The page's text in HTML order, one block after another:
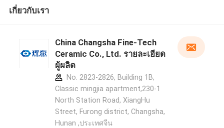
เกี่ยวกับเรา
China Changsha Fine-Tech
Ceramic Co., Ltd. รายละเอียด
ผู้ผลิต
No. 2823-2826, Building 1B,
Classic mingjia apartment,230-1
North Station Road, XiangHu
Street, Furong district, Changsha,
Hunan ,ประเทศจีน